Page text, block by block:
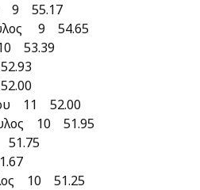
9 55.17
9 54.65
53.39
11 52.00
10 51.95
51.75
10 51.25